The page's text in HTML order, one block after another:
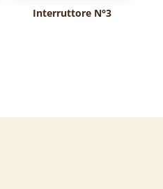
Interruttore N°3